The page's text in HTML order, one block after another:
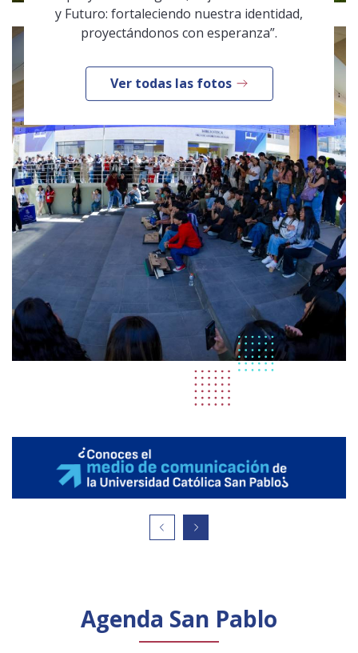
y Futuro: fortaleciendo nuestra identidad,
proyectándonos con esperanza”.
Ver todas las fotos
Agenda San Pablo